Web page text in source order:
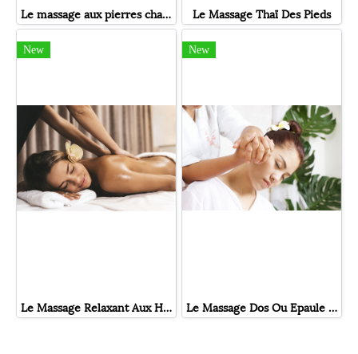
Le massage aux pierres chaudes Le Massage Thaï Des Pieds
New
Le Massage Relaxant Aux Huiles
New
Le Massage Dos Ou Epaule Ou Tête